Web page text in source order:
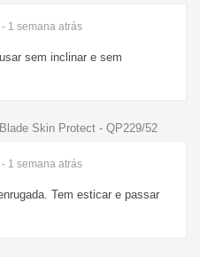
- 1 semana atrás
sem inclinar e sem
Skin Protect - QP229/52
- 1 semana atrás
Tem esticar e passar